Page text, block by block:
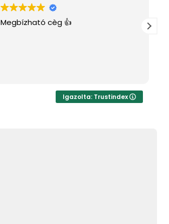
Nagyon kedvesek es a fa is
Igazolta: Trustindex